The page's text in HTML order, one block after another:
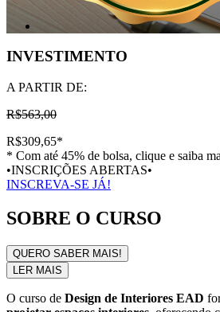
INVESTIMENTO
A PARTIR DE:
R$563,00
R$309,65*
* Com até 45% de bolsa, clique e saiba
•INSCRIÇÕES ABERTAS•
INSCREVA-SE JÁ!
SOBRE O CURSO
QUERO SABER MAIS!
LER MAIS
O curso de Design de Interiores EAD